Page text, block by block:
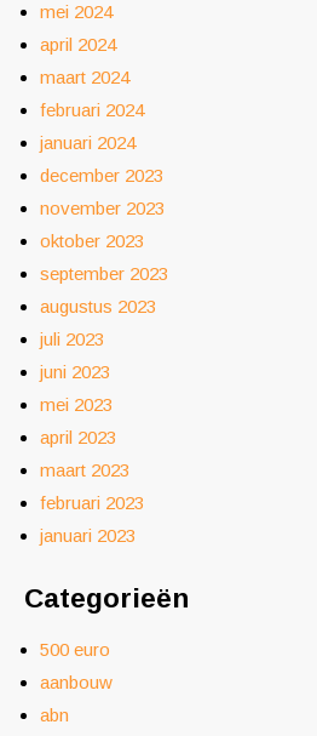
mei 2024
april 2024
maart 2024
februari 2024
januari 2024
december 2023
november 2023
oktober 2023
september 2023
augustus 2023
juli 2023
juni 2023
mei 2023
april 2023
maart 2023
februari 2023
januari 2023
Categorieën
500 euro
aanbouw
abn